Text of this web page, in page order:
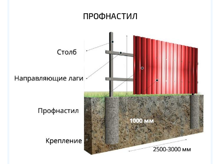
ПРОФНАСТИЛ